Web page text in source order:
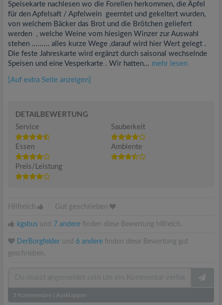
Speisekarte nachlesen wo die Forellen herkommen, die Äpfel
für den Apfelsaft / Apfelwein geerntet und gekeltert wurden,
von welchem Bäcker das Brot und die Brötchen geliefert
werden , welche Weine vom hiesigen Winzer zur Auswahl
stehen ......... alles kurze Wege ,darauf wird hier Wert gelegt .
Die feste Jahreskarte wird ergänzt durch saisonal wechselnde
Speisen und eine Vesperkarte . Wir hatten... mehr lesen
[Auf extra Seite anzeigen]
DETAILBEWERTUNG
Service
Sauberkeit
Essen Ambiente
Preis/Leistung
Hilfreich Gut geschrieben
kgsbus und 7 andere finden diese Bewertung hilfreich.
DerBorgfelder und 6 andere finden diese Bewertung gut
geschrieben.
3 Kommentare Ausklappen